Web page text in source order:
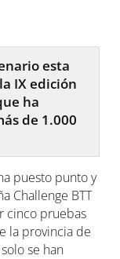
esta
IX edición
ha
de 1.000
puesto punto y
Challenge BTT
cinco pruebas
la provincia de
se han